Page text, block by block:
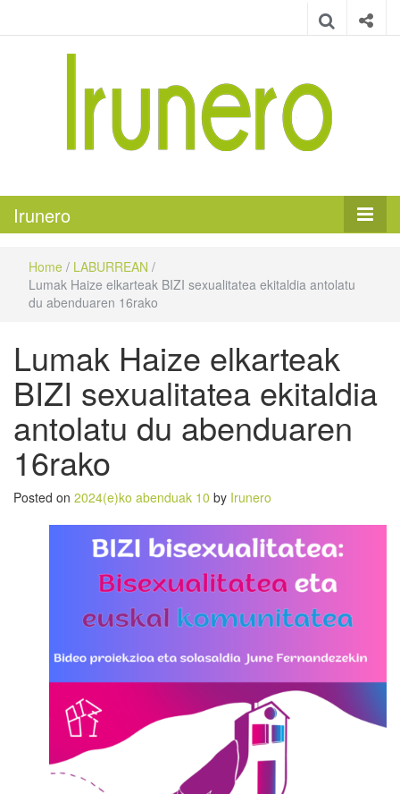
Irunero
Home / LABURREAN /
Lumak Haize elkarteak BIZI sexualitatea ekitaldia antolatu
du abenduaren 16rako
Lumak Haize elkarteak
BIZI sexualitatea ekitaldia
antolatu du abenduaren
16rako
Posted on 2024(e)ko abenduak 10 by Irunero